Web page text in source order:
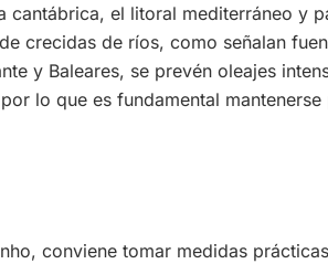
cantábrica, el litoral mediterráneo y
crecidas de ríos, como señalan
y Baleares, se prevén oleajes
lo que es fundamental
conviene tomar medidas